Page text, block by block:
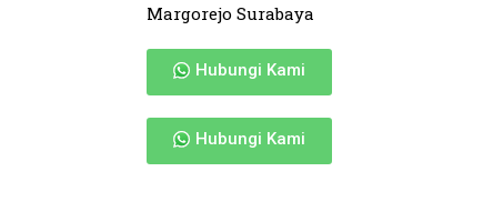
Margorejo Surabaya
Hubungi Kami
Hubungi Kami